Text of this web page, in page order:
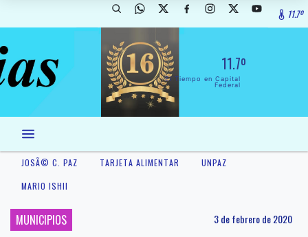
11.7º
11.7º
El Tiempo en Capital
Federal
JOSÃ© C. PAZ TARJETA ALIMENTAR
UNPAZ
MARIO ISHII
MUNICIPIOS 3 de febrero de 2020